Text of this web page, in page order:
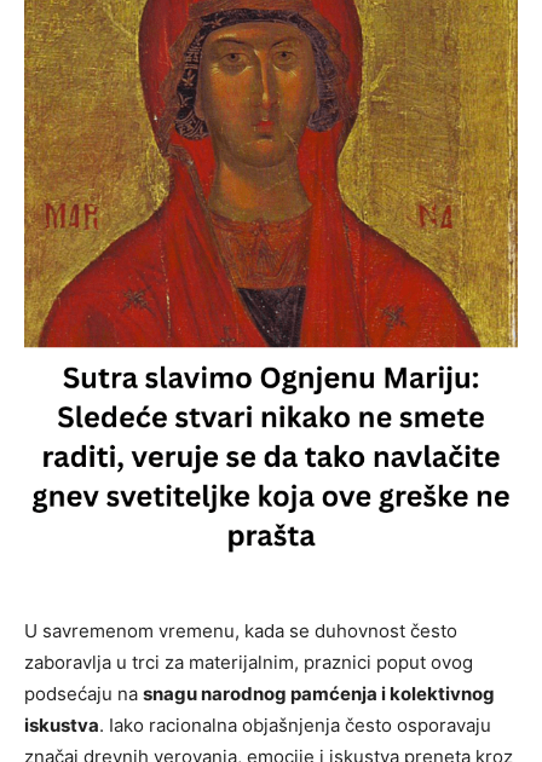
U savremenom vremenu, kada se duhovnost često
zaboravlja u trci za materijalnim, praznici poput ovog
podsećaju na snagu narodnog pamćenja i kolektivnog
iskustva. Iako racionalna objašnjenja često osporavaju
značaj drevnih verovanja, emocije i iskustva preneta kroz